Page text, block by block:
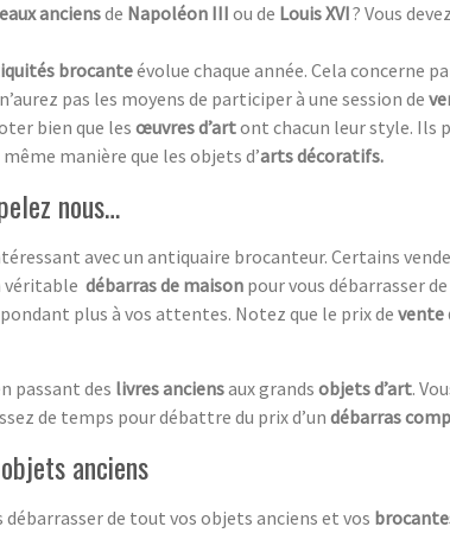
anciensde Napoléon III ou de Louis XVI? Vous
brocanteévolue chaque année. Cela concerne
pas les moyens de participer à une session de
bien que les œuvres d’artont chacun leur style. Ils
manière que les objets d’arts décoratifs.
nous…
avec un antiquaire brocanteur. Certains
véritable débarras de maison pour vous débarrasser de
plus à vos attentes. Notez que le prix de vente
passant des livres anciensaux grands objets d’art.
de temps pour débattre du prix d’undébarras
anciens
de tout vos objets anciens et vos